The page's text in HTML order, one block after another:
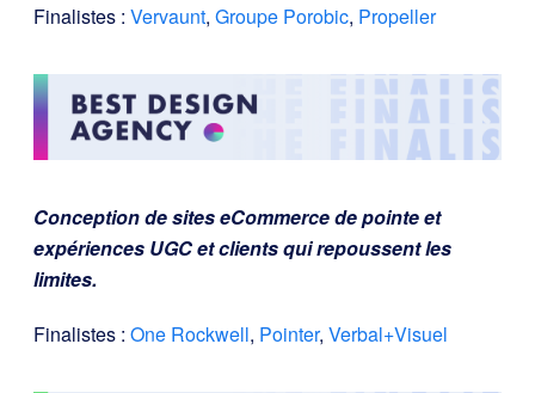
Finalistes : Vervaunt, Groupe Porobic, Propeller
Conception de sites eCommerce de pointe et
expériences UGC et clients qui repoussent les
limites.
Finalistes : One Rockwell, Pointer, Verbal+Visuel